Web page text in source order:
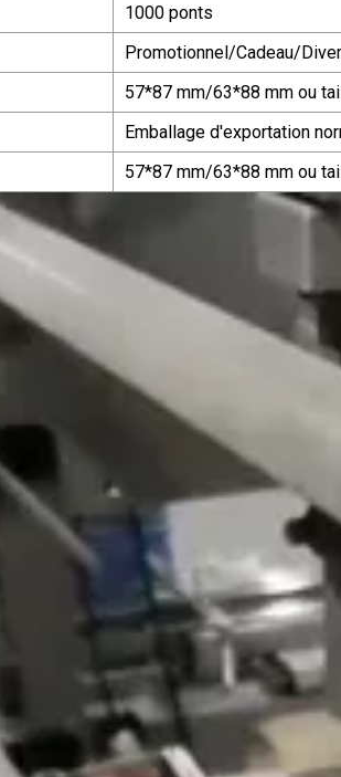
1000 ponts
Promotionnel/Cadeau/
57*87 mm/63*88 mm ou
Emballage d'exportation
57*87 mm/63*88 mm ou